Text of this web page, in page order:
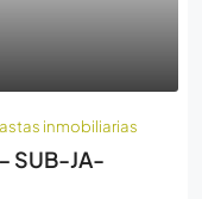
inmobiliarias
SUB-JA-